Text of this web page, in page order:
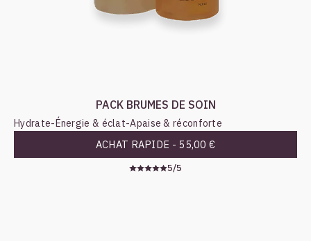
PACK BRUMES DE SOIN
Hydrate-Énergie & éclat-Apaise & réconforte
ACHAT RAPIDE - 55,00 €
5/5